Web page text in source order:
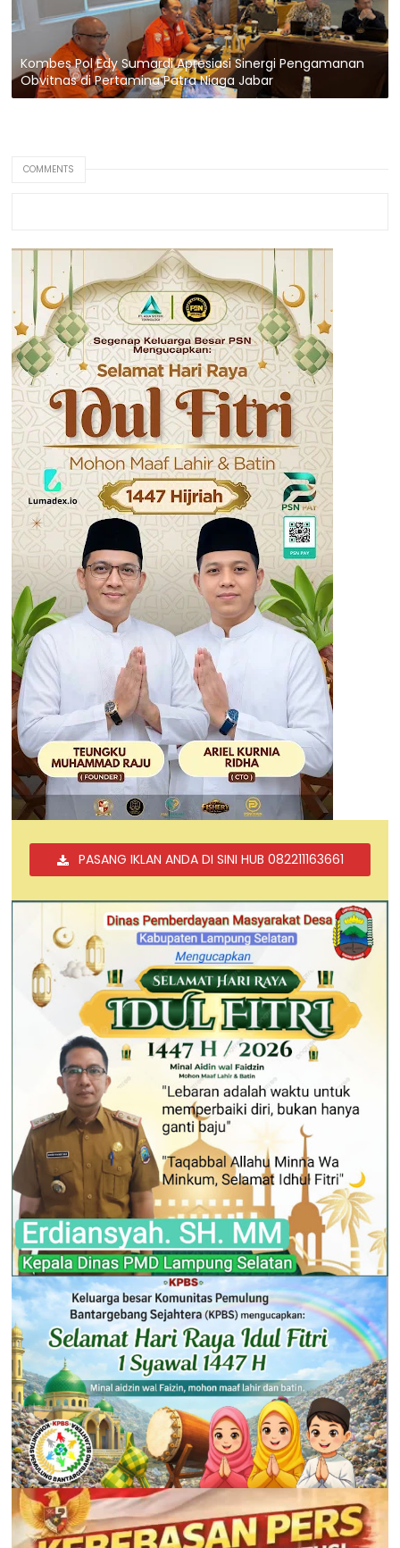
Kombes Pol Edy Sumardi Apresiasi Sinergi Pengamanan
Obvitnas di Pertamina Patra Niaga Jabar
COMMENTS
PASANG IKLAN ANDA DI SINI HUB 082211163661